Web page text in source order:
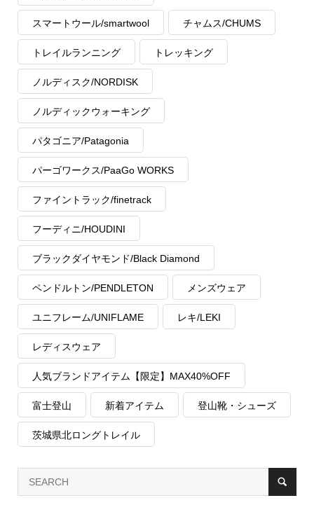
スマートウール/smartwool チャムス/CHUMS
トレイルランニング トレッキング
ノルディスク/NORDISK
ノルディックウォーキング
パタゴニア/Patagonia
パーゴワークス/PaaGo WORKS
ファイントラック/finetrack
フーディニ/HOUDINI
ブラックダイヤモンド/Black Diamond
ペンドルトン/PENDLETON メンズウェア
ユニフレーム/UNIFLAME レキ/LEKI
レディスウェア
人気ブランドアイテム【限定】MAX40%OFF
富士登山 新着アイテム 登山靴・シューズ
茨城県北ロングトレイル